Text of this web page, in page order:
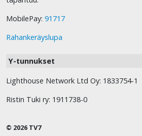
MobilePay: 91717
Rahankeräyslupa
Y-tunnukset
Lighthouse Network Ltd Oy: 1833754-1
Ristin Tuki ry: 1911738-0
© 2026 TV7